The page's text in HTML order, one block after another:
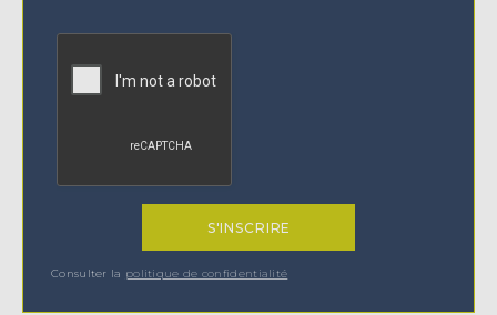
Consulter la politique de confidentialité